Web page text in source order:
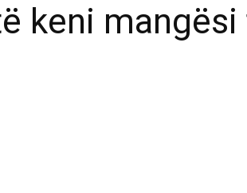
keni mangësi